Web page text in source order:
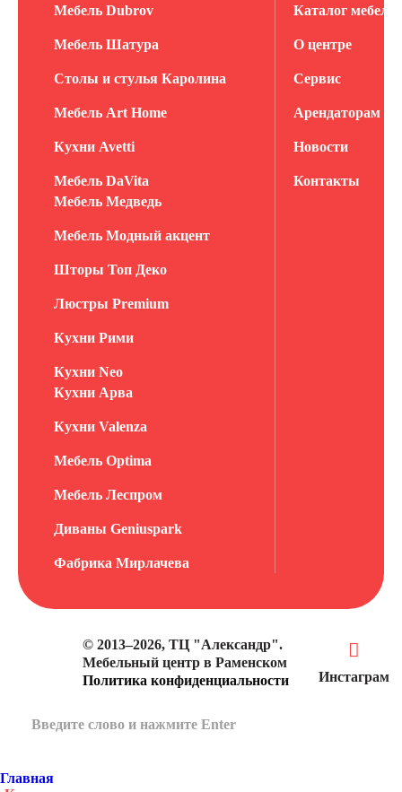
Мебель Dubrov
Мебель Шатура
Столы и стулья Каролина
Мебель Art Home
Кухни Avetti
Мебель DaVita
Мебель Медведь
Мебель Модный акцент
Шторы Топ Деко
Люстры Premium
Кухни Рими
Кухни Neo
Кухни Арва
Кухни Valenza
Мебель Optima
Мебель Леспром
Диваны Geniuspark
Фабрика Мирлачева
Каталог мебели
О центре
Сервис
Арендаторам
Новости
Контакты
© 2013–2026, ТЦ "Александр".
Мебельный центр в Раменском
Политика конфиденциальности
Инстаграм
Главная